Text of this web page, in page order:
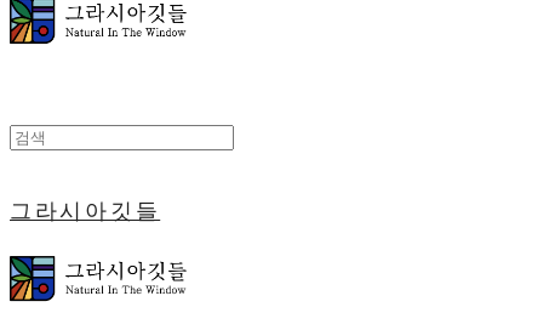
그라시아깃들